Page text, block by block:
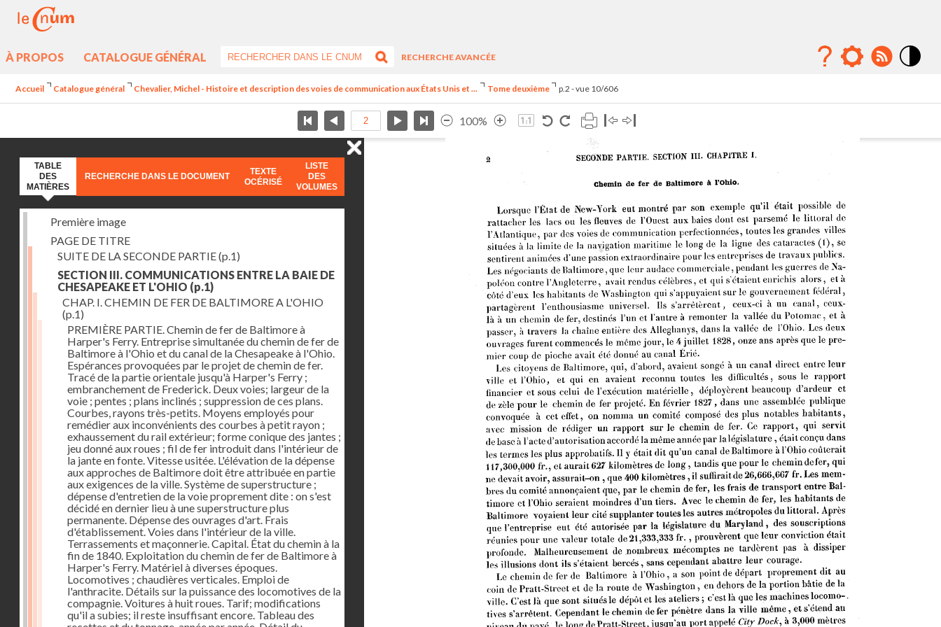
À PROPOS CATALOGUE GÉNÉRAL
RECHERCHE AVANCÉE
Accueil Catalogue général Chevalier, Michel - Histoire et description des voies de communication aux États Unis et ... Tome deuxième p.2 - vue 10/606
100%
TABLE
DES
MATIÈRES
RECHERCHE DANS LE DOCUMENT
TEXTE
OCÉRISÉ
LISTE
DES
VOLUMES
Première image
PAGE DE TITRE
SUITE DE LA SECONDE PARTIE(p.1)
SECTION III. COMMUNICATIONS ENTRE LA BAIE DE
CHESAPEAKE ET L'OHIO (p.1)
CHAP. I. CHEMIN DE FER DE BALTIMORE A L'OHIO
(p.1)
PREMIÈRE PARTIE. Chemin de fer de Baltimore à
Harper's Ferry. Entreprise simultanée du chemin de fer de
Baltimore à l'Ohio et du canal de la Chesapeake à l'Ohio.
Espérances provoquées par le projet de chemin de fer.
Tracé de la partie orientale jusqu'à Harper's Ferry ;
embranchement de Frederick. Deux voies; largeur de la
voie ; pentes ; plans inclinés ; suppression de ces plans.
Courbes, rayons très-petits. Moyens employés pour
remédier aux inconvénients des courbes à petit rayon ;
exhaussement du rail extérieur; forme conique des jantes ;
jeu donné aux roues ; fil de fer introduit dans l'intérieur de
la jante en fonte. Vitesse usitée. L'élévation de la dépense
aux approches de Baltimore doit être attribuée en partie
aux exigences de la ville. Système de superstructure ;
dépense d'entretien de la voie proprement dite : on s'est
décidé en dernier lieu à une superstructure plus
permanente. Dépense des ouvrages d'art. Frais
d'établissement. Voies dans l'intérieur de la ville.
Terrassements et maçonnerie. Capital. État du chemin à la
fin de 1840. Exploitation du chemin de fer de Baltimore à
Harper's Ferry. Matériel à diverses époques.
Locomotives ; chaudières verticales. Emploi de
l'anthracite. Détails sur la puissance des locomotives de la
compagnie. Voitures à huit roues. Tarif; modifications
qu'il a subies; il reste insuffisant encore. Tableau des